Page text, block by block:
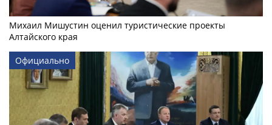
Михаил Мишустин оценил туристические проекты
Алтайского края
Официально